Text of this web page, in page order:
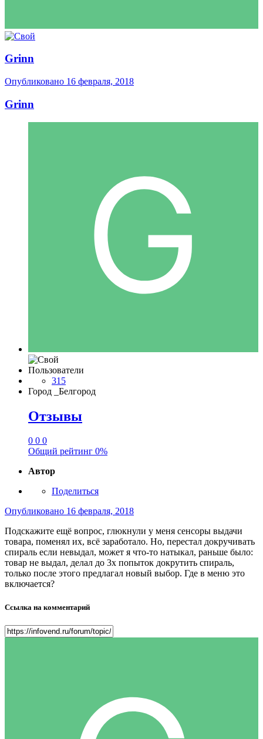
Grinn
Опубликовано 16 февраля, 2018
Grinn
Пользователи
315
Город
_Белгород
Отзывы
0 0 0
Общий рейтинг 0%
Автор
Поделиться
Опубликовано 16 февраля, 2018
Подскажите ещё вопрос, глюкнули у меня сенсоры выдачи
товара, поменял их, всё заработало. Но, перестал докручивать
спираль если невыдал, может я что-то натыкал, раньше было:
товар не выдал, делал до 3х попыток докрутить спираль,
только после этого предлагал новый выбор. Где в меню это
включается?
Ссылка на комментарий